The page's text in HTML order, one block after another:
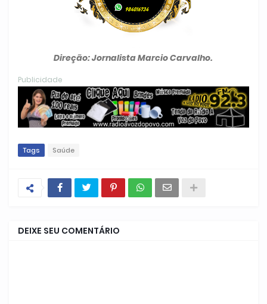
Direção: Jornalista Marcio Carvalho.
Publicidade
Tags Saúde
DEIXE SEU COMENTÁRIO